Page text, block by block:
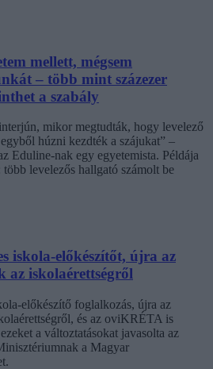
mellett, mégsem
– több mint százezer
a szabály
mikor megtudták, hogy levelező
húzni kezdték a szájukat” –
Eduline-nak egy egyetemista. Példája
levelezős hallgató számolt be
iskola-előkészítőt, újra az
az iskolaérettségről
előkészítő foglalkozás, újra az
és az oviKRÉTA is
a változtatásokat javasolta az
a Magyar